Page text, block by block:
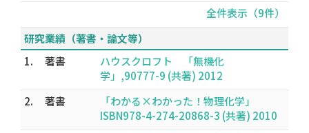
全件表示（9件）
研究業績（著書・論文等）
1.
著書
ハウスクロフト 「無機化
学」,90777-9 (共著) 2012
2.
著書
「わかる×わかった！物理化学」
ISBN978-4-274-20868-3 (共著) 2010